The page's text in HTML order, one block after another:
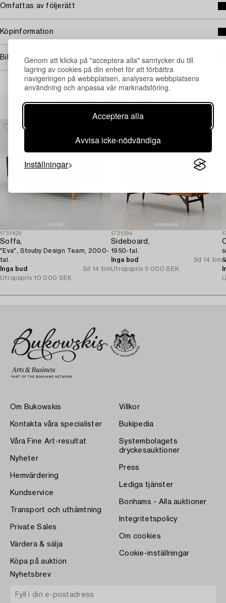
Genom att klicka på "acceptera alla" samtycker du till
lagring av cookies på din enhet för att förbättra
navigeringen på webbplatsen, analysera webbplatsens
användning och anpassa vår marknadsföring.
Acceptera alla
Avvisa icke-nödvändiga
Inställningar
Omfattas av följerätt
Köpinformation
Bildrättigheter
Andra har även tittat på
1731429
Soffa,
"Eva", Stouby Design Team, 2000-
tal.
Inga bud
5d 14 tim
Utropspris 10 000 SEK
1731394
Sideboard,
1950-tal.
Inga bud
5d 14 tim
Utropspris 5 000 SEK
Om Bukowskis
Kontakta våra specialister
Våra Fine Art-resultat
Nyheter
Hemvärdering
Kundservice
Transport och uthämtning
Private Sales
Värdera & sälja
Köpa på auktion
Villkor
Bukipedia
Systembolagets
dryckesauktioner
Press
Lediga tjänster
Bonhams - Alla auktioner
Integritetspolicy
Om cookies
Cookie-inställningar
Nyhetsbrev